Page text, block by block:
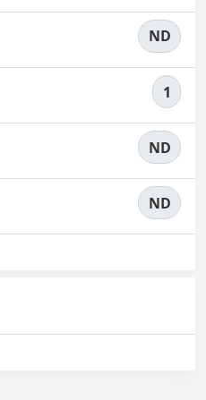
ND
1
ND
ND